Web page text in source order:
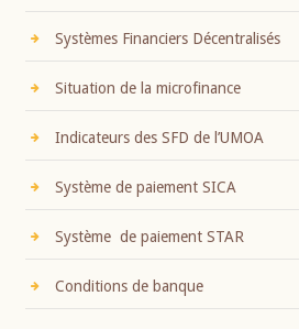
Systèmes Financiers Décentralisés
Situation de la microfinance
Indicateurs des SFD de l’UMOA
Système de paiement SICA
Système de paiement STAR
Conditions de banque